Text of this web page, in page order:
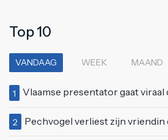
Top 10
VANDAAG WEEK MAAND
1 Vlaamse presentator gaat viraal door bizarre vertoning op
2 Pechvogel verliest zijn vriendin én auto